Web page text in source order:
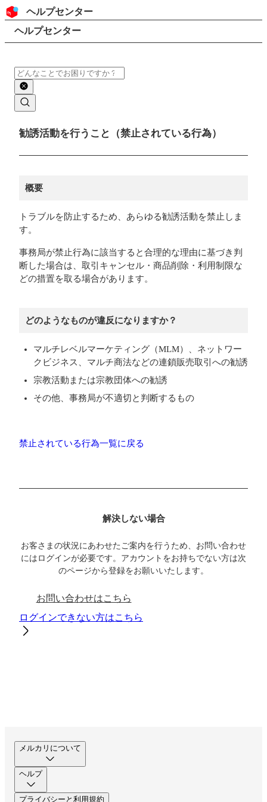
コンテンツにスキップ
ヘッダー
ヘルプセンター
検索
パンくずリスト
ヘルプセンター
検索
メインコンテンツ
勧誘活動を行うこと（禁止されている行為）
概要
トラブルを防止するため、あらゆる勧誘活動を禁止しま
す。
事務局が禁止行為に該当すると合理的な理由に基づき判
断した場合は、取引キャンセル・商品削除・利用制限な
どの措置を取る場合があります。
どのようなものが違反になりますか？
マルチレベルマーケティング（MLM）、ネットワー
クビジネス、マルチ商法などの連鎖販売取引への勧誘
宗教活動または宗教団体への勧誘
その他、事務局が不適切と判断するもの
禁止されている行為一覧に戻る
解決しない場合
お客さまの状況にあわせたご案内を行うため、お問い合わせ
にはログインが必要です。アカウントをお持ちでない方は次
のページから登録をお願いいたします。
お問い合わせはこちら
ログインできない方はこちら
メルカリについて
ヘルプ
プライバシーと利用規約